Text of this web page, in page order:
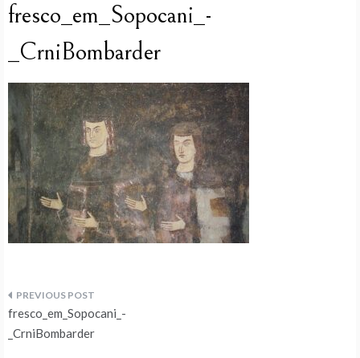
fresco_em_Sopocani_-
_CrniBombarder
Navegação
de
fresco_em_Sopocani_-
_CrniBombarder